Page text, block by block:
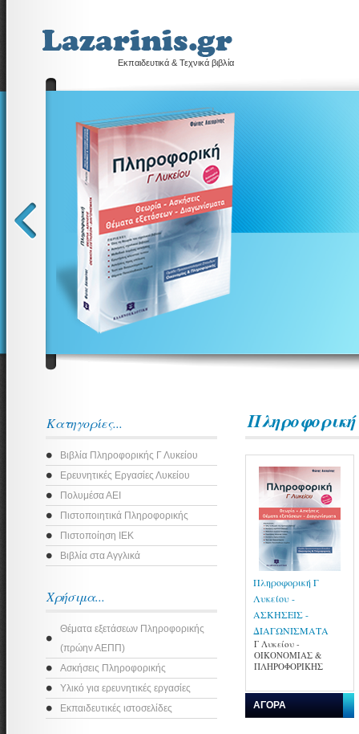
Εκπαιδευτικά & Τεχνικά βιβλία
Κατηγορίες...
Βιβλία Πληροφορικής Γ Λυκείου
Ερευνητικές Εργασίες Λυκείου
Πολυμέσα ΑΕΙ
Πιστοποιητικά Πληροφορικής
Πιστοποίηση ΙΕΚ
Βιβλία στα Αγγλικά
Χρήσιμα...
Θέματα εξετάσεων Πληροφορικής
(πρώην ΑΕΠΠ)
Ασκήσεις Πληροφορικής
Υλικό για ερευνητικές εργασίες
Εκπαιδευτικές ιστοσελίδες
Πληροφορική Γ
Λυκείου -
ΑΣΚΗΣΕΙΣ -
ΔΙΑΓΩΝΙΣΜΑΤΑ
Γ Λυκείου -
ΟΙΚΟΝΟΜΙΑΣ &
ΠΛΗΡΟΦΟΡΙΚΗΣ
ΑΓΟΡΑ